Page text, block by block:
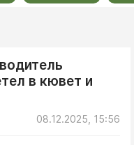
в кювет и
08.12.2025, 15:56